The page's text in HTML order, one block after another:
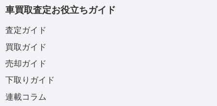
車買取査定お役立ちガイド
査定ガイド
買取ガイド
売却ガイド
下取りガイド
連載コラム